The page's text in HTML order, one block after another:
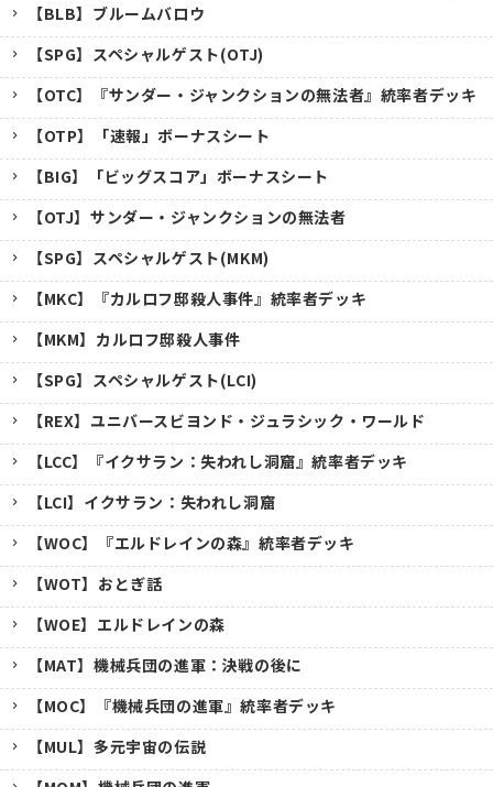
【BLB】ブルームバロウ
【SPG】スペシャルゲスト(OTJ)
【OTC】『サンダー・ジャンクションの無法者』統率者デッキ
【OTP】「速報」ボーナスシート
【BIG】「ビッグスコア」ボーナスシート
【OTJ】サンダー・ジャンクションの無法者
【SPG】スペシャルゲスト(MKM)
【MKC】『カルロフ邸殺人事件』統率者デッキ
【MKM】カルロフ邸殺人事件
【SPG】スペシャルゲスト(LCI)
【REX】ユニバースビヨンド・ジュラシック・ワールド
【LCC】『イクサラン：失われし洞窟』統率者デッキ
【LCI】イクサラン：失われし洞窟
【WOC】『エルドレインの森』統率者デッキ
【WOT】おとぎ話
【WOE】エルドレインの森
【MAT】機械兵団の進軍：決戦の後に
【MOC】『機械兵団の進軍』統率者デッキ
【MUL】多元宇宙の伝説